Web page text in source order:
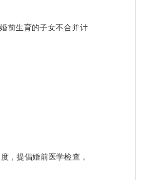
前生育的子女不合并计
，提倡婚前医学检查，